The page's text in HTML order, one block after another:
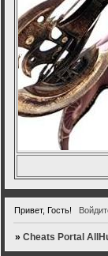
Привет, Гость!
»Cheats Portal